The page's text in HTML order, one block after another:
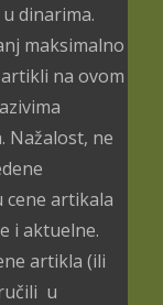
dinarima.
maksimalno
na ovom
Nažalost, ne
artikala
i aktuelne.
artikla (ili
u